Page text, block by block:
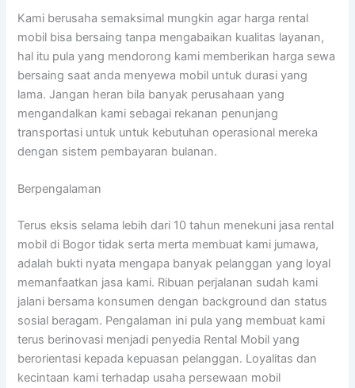
Kami berusaha semaksimal mungkin agar harga rental
mobil bisa bersaing tanpa mengabaikan kualitas layanan,
hal itu pula yang mendorong kami memberikan harga sewa
bersaing saat anda menyewa mobil untuk durasi yang
lama. Jangan heran bila banyak perusahaan yang
mengandalkan kami sebagai rekanan penunjang
transportasi untuk untuk kebutuhan operasional mereka
dengan sistem pembayaran bulanan.
Berpengalaman
Terus eksis selama lebih dari 10 tahun menekuni jasa rental
mobil di Bogor tidak serta merta membuat kami jumawa,
adalah bukti nyata mengapa banyak pelanggan yang loyal
memanfaatkan jasa kami. Ribuan perjalanan sudah kami
jalani bersama konsumen dengan background dan status
sosial beragam. Pengalaman ini pula yang membuat kami
terus berinovasi menjadi penyedia Rental Mobil yang
berorientasi kepada kepuasan pelanggan. Loyalitas dan
kecintaan kami terhadap usaha persewaan mobil